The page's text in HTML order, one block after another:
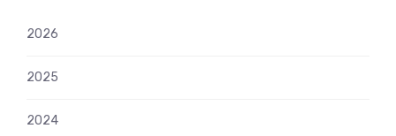
2026
2025
2024